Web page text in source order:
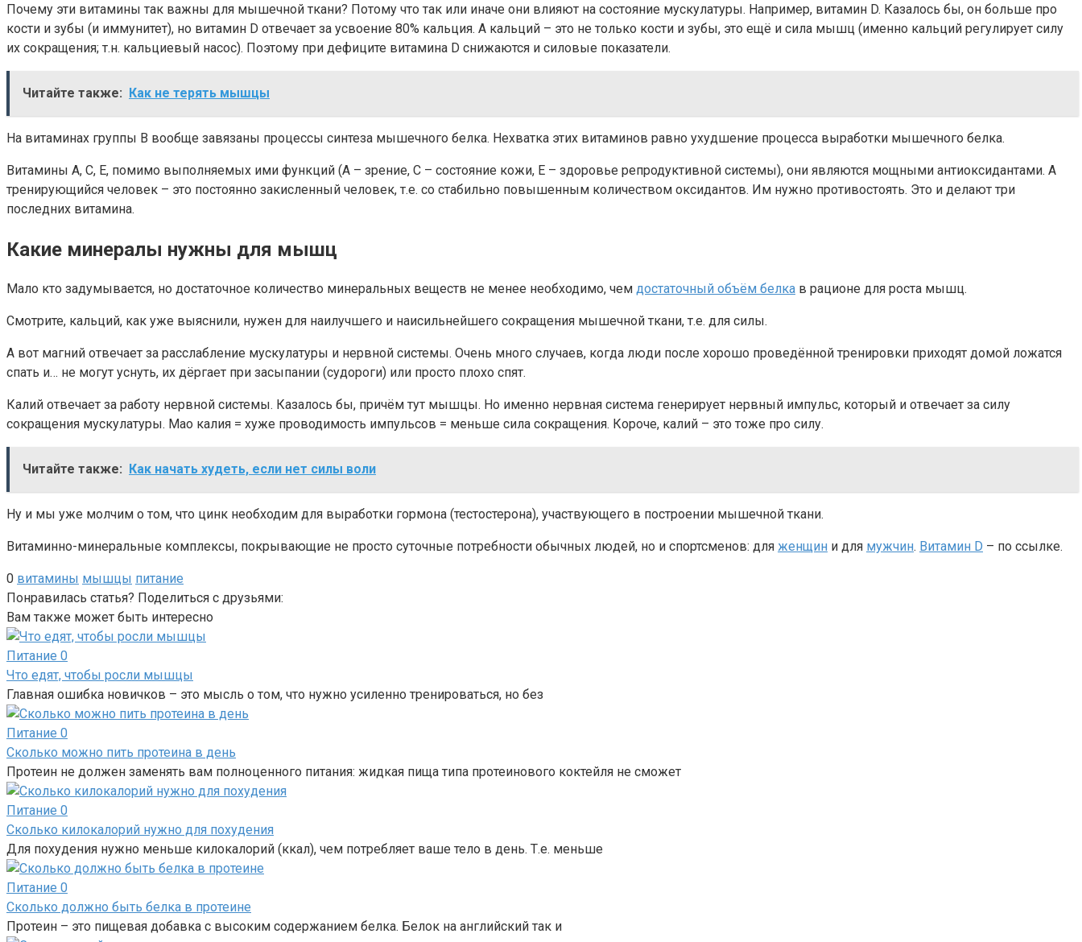
Почему эти витамины так важны для мышечной ткани? Потому что так или иначе они влияют на состояние мускулатуры. Например, витамин D. Казалось бы, он больше про
кости и зубы (и иммунитет), но витамин D отвечает за усвоение 80% кальция. А кальций – это не только кости и зубы, это ещё и сила мышц (именно кальций регулирует силу
их сокращения; т.н. кальциевый насос). Поэтому при дефиците витамина D снижаются и силовые показатели.
Читайте также: Как не терять мышцы
На витаминах группы В вообще завязаны процессы синтеза мышечного белка. Нехватка этих витаминов равно ухудшение процесса выработки мышечного белка.
Витамины А, С, Е, помимо выполняемых ими функций (А – зрение, С – состояние кожи, Е – здоровье репродуктивной системы), они являются мощными антиоксидантами. А
тренирующийся человек – это постоянно закисленный человек, т.е. со стабильно повышенным количеством оксидантов. Им нужно противостоять. Это и делают три
последних витамина.
Какие минералы нужны для мышц
Мало кто задумывается, но достаточное количество минеральных веществ не менее необходимо, чем достаточный объём белка в рационе для роста мышц.
Смотрите, кальций, как уже выяснили, нужен для наилучшего и наисильнейшего сокращения мышечной ткани, т.е. для силы.
А вот магний отвечает за расслабление мускулатуры и нервной системы. Очень много случаев, когда люди после хорошо проведённой тренировки приходят домой ложатся
спать и… не могут уснуть, их дёргает при засыпании (судороги) или просто плохо спят.
Калий отвечает за работу нервной системы. Казалось бы, причём тут мышцы. Но именно нервная система генерирует нервный импульс, который и отвечает за силу
сокращения мускулатуры. Мао калия = хуже проводимость импульсов = меньше сила сокращения. Короче, калий – это тоже про силу.
Читайте также: Как начать худеть, если нет силы воли
Ну и мы уже молчим о том, что цинк необходим для выработки гормона (тестостерона), участвующего в построении мышечной ткани.
Витаминно-минеральные комплексы, покрывающие не просто суточные потребности обычных людей, но и спортсменов: для женщин и для мужчин. Витамин D – по ссылке.
0 витамины мышцы питание
Понравилась статья? Поделиться с друзьями:
Вам также может быть интересно
Питание 0
Что едят, чтобы росли мышцы
Главная ошибка новичков – это мысль о том, что нужно усиленно тренироваться, но без
Питание 0
Сколько можно пить протеина в день
Протеин не должен заменять вам полноценного питания: жидкая пища типа протеинового коктейля не сможет
Питание 0
Сколько килокалорий нужно для похудения
Для похудения нужно меньше килокалорий (ккал), чем потребляет ваше тело в день. Т.е. меньше
Питание 0
Сколько должно быть белка в протеине
Протеин – это пищевая добавка с высоким содержанием белка. Белок на английский так и